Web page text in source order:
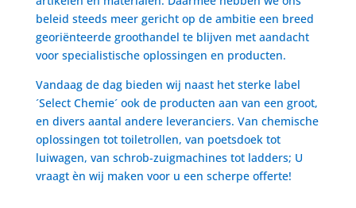
beleid steeds meer gericht op de ambitie een breed
georiënteerde groothandel te blijven met aandacht
voor specialistische oplossingen en producten.
Vandaag de dag bieden wij naast het sterke label
´Select Chemie´ ook de producten aan van een groot,
en divers aantal andere leveranciers. Van chemische
oplossingen tot toiletrollen, van poetsdoek tot
luiwagen, van schrob-zuigmachines tot ladders; U
vraagt èn wij maken voor u een scherpe offerte!